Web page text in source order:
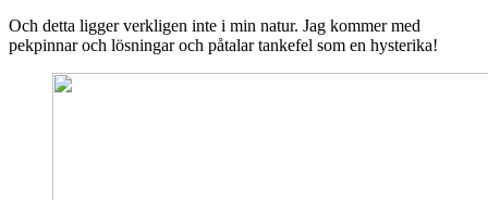
Och detta ligger verkligen inte i min natur. Jag kommer med
pekpinnar och lösningar och påtalar tankefel som en hysterika!